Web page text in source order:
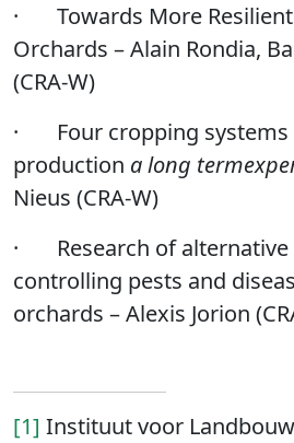
· Towards More
Orchards – Alain Rondia,
(CRA-W)
· Four cropping
production a long
Nieus (CRA-W)
· Research of
controlling pests and
orchards – Alexis Jorion
[1] Instituut voor